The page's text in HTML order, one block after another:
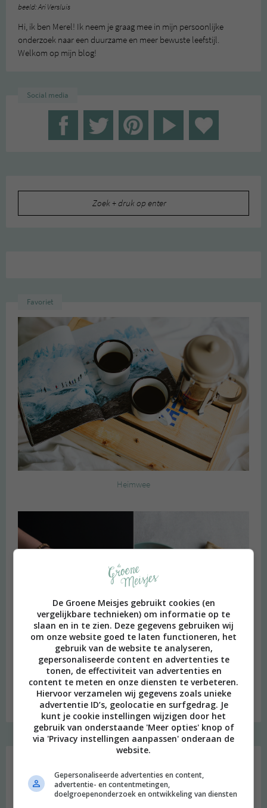
beeld: Ari Versluis
Hi, ik ben Merel! Ik neem je graag mee in mijn persoonlijke
onderzoek naar een duurzame en meer bewuste leefstijl.
Welkom op mijn blog!
Social media
Favoriet
Heimwee
Budget recept: Linzensoep met kokosmelk
Instagram Merel
De Groene Meisjes gebruikt cookies (en
vergelijkbare technieken) om informatie op te
slaan en in te zien. Deze gegevens gebruiken wij
om onze website goed te laten functioneren, het
gebruik van de website te analyseren,
gepersonaliseerde content en advertenties te
tonen, de effectiviteit van advertenties en
content te meten en onze diensten te verbeteren.
Hiervoor verzamelen wij gegevens zoals unieke
advertentie ID’s, geolocatie en surfgedrag. Je
kunt je cookie instellingen wijzigen door het
gebruik van onderstaande 'Meer opties' knop of
via 'Privacy instellingen aanpassen' onderaan de
website.
Gepersonaliseerde advertenties en content,
advertentie- en contentmetingen,
doelgroepenonderzoek en ontwikkeling van diensten